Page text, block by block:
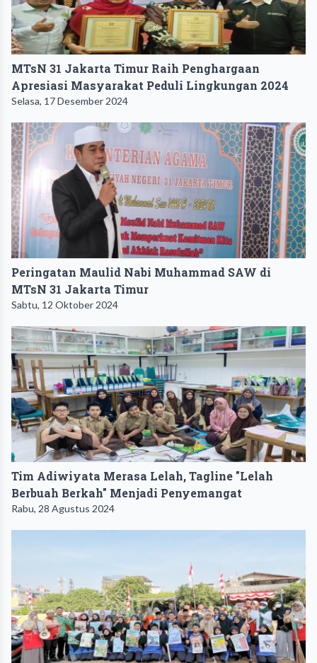
MTsN 31 Jakarta Timur Raih Penghargaan
Apresiasi Masyarakat Peduli Lingkungan 2024
Selasa, 17 Desember 2024
Peringatan Maulid Nabi Muhammad SAW di
MTsN 31 Jakarta Timur
Sabtu, 12 Oktober 2024
Tim Adiwiyata Merasa Lelah, Tagline "Lelah
Berbuah Berkah" Menjadi Penyemangat
Rabu, 28 Agustus 2024